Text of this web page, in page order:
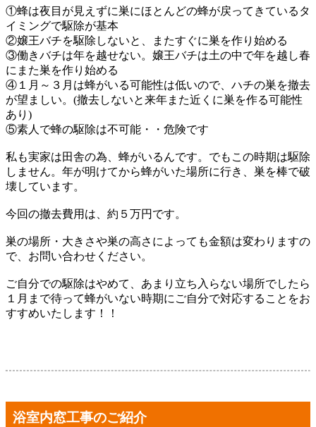
①蜂は夜目が見えずに巣にほとんどの蜂が戻ってきているタ
イミングで駆除が基本
②嬢王バチを駆除しないと、またすぐに巣を作り始める
③働きバチは年を越せない。嬢王バチは土の中で年を越し春
にまた巣を作り始める
④１月～３月は蜂がいる可能性は低いので、ハチの巣を撤去
が望ましい。(撤去しないと来年また近くに巣を作る可能性
あり)
⑤素人で蜂の駆除は不可能・・危険です
私も実家は田舎の為、蜂がいるんです。でもこの時期は駆除
しません。年が明けてから蜂がいた場所に行き、巣を棒で破
壊しています。
今回の撤去費用は、約５万円です。
巣の場所・大きさや巣の高さによっても金額は変わりますの
で、お問い合わせください。
ご自分での駆除はやめて、あまり立ち入らない場所でしたら
１月まで待って蜂がいない時期にご自分で対応することをお
すすめいたします！！
浴室内窓工事のご紹介